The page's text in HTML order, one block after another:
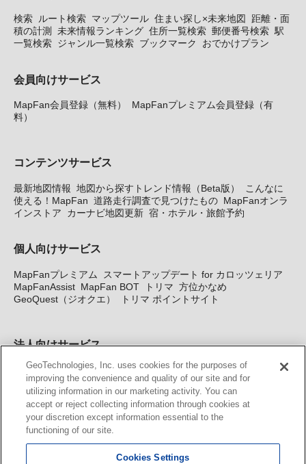
検索 ルート検索 マップツール 住まい探し×未来地図
距離・面
積の計測
未来情報ランキング 住所一覧検索 郵便番号検索 駅
一覧検索 ジャンル一覧検索 ブックマーク おでかけプラン
会員向けサービス
MapFan会員登録（無料）
MapFanプレミアム会員登録（有
料）
コンテンツサービス
最新地図情報 地図から探すトレンド情報（Beta版）
こんなに
使える！MapFan 道路走行調査で見つけたもの MapFanオンラ
インストア
カーナビ地図更新 宿・ホテル・旅館予約
個人向けサービス
MapFanプレミアム
スマートアップデート for カロッツェリア
MapFanAssist MapFan BOT トリマ 方位かなめ
GeoQuest（ジオクエ）
トリマ ポイントサイト
法人向けサービス
法人向け地図・位置情報サービス WEBサイト・システム向け地
図API Windows PC向け地図開発キット MapFan DB 住所確認
サービス
MAP WORLD+ トリマ広告 Geo-Research
カーナビ地図更新サービス
GeoTechnologies, Inc. uses cookies for the purposes of
improving the convenience and quality of our site and for
utilizing information in our marketing activity. You can
accept or reject collecting information through cookies at
your discretion except information essential to the
functioning of our site.
Cookies Settings